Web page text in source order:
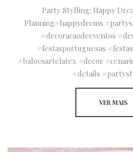
Party Stylling: Happy
Planning#happydrems
#decoracaodeeventos
#festasportuguesas
#baloesartelatex #decor
#details
VER MAIS